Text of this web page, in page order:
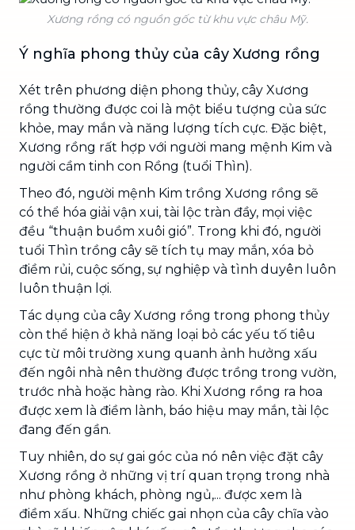
Xương rồng có nguồn gốc từ khu vực châu Mỹ.
Ý nghĩa phong thủy của cây Xương rồng
Xét trên phương diện phong thủy, cây Xương
rồng thường được coi là một biểu tượng của sức
khỏe, may mắn và năng lượng tích cực. Đặc biệt,
Xương rồng rất hợp với người mang mệnh Kim và
người cầm tinh con Rồng (tuổi Thìn).
Theo đó, người mệnh Kim trồng Xương rồng sẽ
có thể hóa giải vận xui, tài lộc tràn đầy, mọi việc
đều “thuận buồm xuôi gió”. Trong khi đó, người
tuổi Thìn trồng cây sẽ tích tụ may mắn, xóa bỏ
điềm rủi, cuộc sống, sự nghiệp và tình duyên luôn
luôn thuận lợi.
Tác dụng của cây Xương rồng trong phong thủy
còn thể hiện ở khả năng loại bỏ các yếu tố tiêu
cực từ môi trường xung quanh ảnh hưởng xấu
đến ngôi nhà nên thường được trồng trong vườn,
trước nhà hoặc hàng rào. Khi Xương rồng ra hoa
được xem là điềm lành, báo hiệu may mắn, tài lộc
đang đến gần.
Tuy nhiên, do sự gai góc của nó nên việc đặt cây
Xương rồng ở những vị trí quan trọng trong nhà
như phòng khách, phòng ngủ,... được xem là
điềm xấu. Những chiếc gai nhọn của cây chĩa vào